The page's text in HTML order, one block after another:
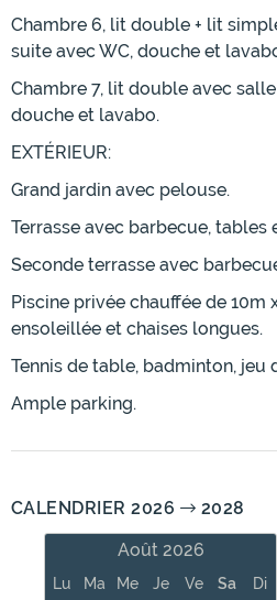
Chambre 6, lit double + lit
suite avec WC, douche et
Chambre 7, lit double avec
douche et lavabo.
EXTÉRIEUR:
Grand jardin avec pelouse.
Terrasse avec barbecue, tables
Seconde terrasse avec
Piscine privée chauffée de 10m
ensoleillée et chaises longues.
Tennis de table, badminton, jeu
Ample parking.
CALENDRIER 2026
2028
Août 2026
Lu Ma Me Je Ve Sa Di